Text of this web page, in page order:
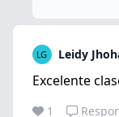
Leidy
Excelente
1